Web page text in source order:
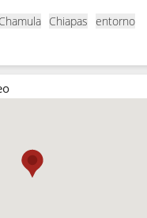
Chiapas entorno